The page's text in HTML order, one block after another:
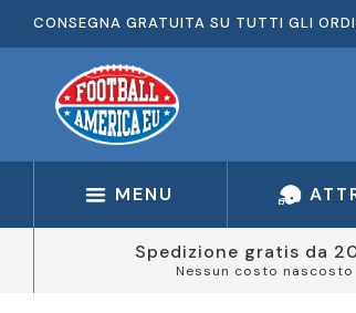
CONSEGNA GRATUITA SU TUTTI GLI
MENU
Spedizione gratis da
Nessun costo nascosto